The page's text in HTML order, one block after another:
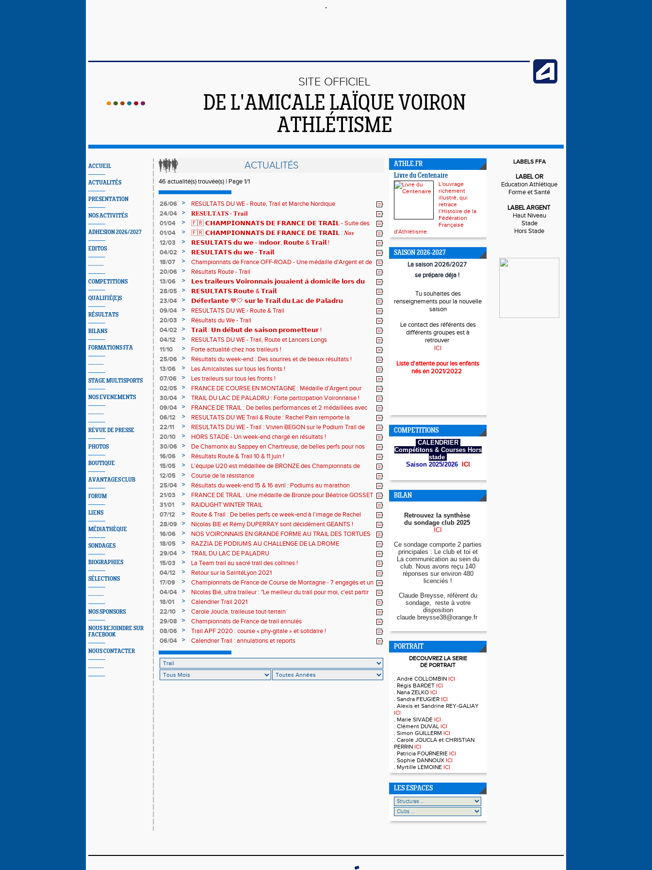
SITE OFFICIEL
DE L'AMICALE LAÏQUE VOIRON
ATHLÉTISME
ACCUEIL
ACTUALITÉS
PRESENTATION
NOS ACTIVITÉS
ADHESION 2026/2027
EDITOS
--------
COMPETITIONS
QUALIFIÉ(E)S
RÉSULTATS
BILANS
FORMATIONS FFA
--------
STAGE MULTISPORTS
NOS EVENEMENTS
--------
REVUE DE PRESSE
PHOTOS
BOUTIQUE
AVANTAGES CLUB
FORUM
LIENS
MÉDIATHÈQUE
SONDAGES
BIOGRAPHIES
SÉLECTIONS
--------
NOS SPONSORS
NOUS REJOINDRE SUR
FACEBOOK
NOUS CONTACTER
--------
ACTUALITÉS
46 actualité(s) trouvée(s) | Page 1/1
26/06 >
RESULTATS DU WE - Route, Trail et Marche Nordique
24/04
>
𝐑𝐄𝐒𝐔𝐋𝐓𝐀𝐓𝐒 - 𝐓𝐫𝐚𝐢𝐥
01/04
>
🇫🇷 𝗖𝗛𝗔𝗠𝗣𝗜𝗢𝗡𝗡𝗔𝗧𝗦 𝗗𝗘 𝗙𝗥𝗔𝗡𝗖𝗘 𝗗𝗘 𝗧𝗥𝗔𝗜𝗟 - Suite des
résultats
01/04 >
🇫🇷 𝗖𝗛𝗔𝗠𝗣𝗜𝗢𝗡𝗡𝗔𝗧𝗦 𝗗𝗘 𝗙𝗥𝗔𝗡𝗖𝗘 𝗗𝗘 𝗧𝗥𝗔𝗜𝗟 : 𝑵𝒐𝒔
𝒕𝒓𝒂𝒊𝒍𝒆𝒖𝒓𝒔 𝒓𝒂𝒎𝒆̀𝒏𝒆𝒏𝒕 4 𝒎𝒆́𝒅𝒂𝒊𝒍𝒍𝒆𝒔 !
12/03 >
𝗥𝗘𝗦𝗨𝗟𝗧𝗔𝗧𝗦 𝗱𝘂 𝘄𝗲 - I𝗻𝗱𝗼𝗼𝗿, 𝗥𝗼𝘂𝘁𝗲 & 𝗧𝗿𝗮𝗶𝗹 !
04/02
>
𝗥𝗘𝗦𝗨𝗟𝗧𝗔𝗧𝗦 𝗱𝘂 𝘄𝗲 - 𝗧𝗿𝗮𝗶𝗹
18/07
>
Championnats de France OFF-ROAD - Une médaille d'Argent et de
beaux résultats !
20/06 >
Résultats Route - Trail
13/06
>
𝗟𝗲𝘀 𝘁𝗿𝗮𝗶𝗹𝗲𝘂𝗿𝘀 𝗩𝗼𝗶𝗿𝗼𝗻𝗻𝗮𝗶𝘀 𝗷𝗼𝘂𝗮𝗶𝗲𝗻𝘁 𝗮̀ 𝗱𝗼𝗺𝗶𝗰𝗶𝗹𝗲 𝗹𝗼𝗿𝘀 𝗱𝘂
𝗖𝗶𝗿𝗰𝘂𝗶𝘁 𝗱𝗲 𝗹𝗮 𝗦𝘂𝗿𝗲 !
28/05 >
𝗥𝗘𝗦𝗨𝗟𝗧𝗔𝗧𝗦 𝗥𝗼𝘂𝘁𝗲 & 𝗧𝗿𝗮𝗶𝗹
23/04
>
𝗗𝗲́𝗳𝗲𝗿𝗹𝗮𝗻𝘁𝗲 💙🤍 𝘀𝘂𝗿 𝗹𝗲 𝗧𝗿𝗮𝗶𝗹 𝗱𝘂 𝗟𝗮𝗰 𝗱𝗲 𝗣𝗮𝗹𝗮𝗱𝗿𝘂
09/04
>
RESULTATS DU WE - Route & Trail
20/03
>
Résultats du We - Trail
04/02
>
𝗧𝗿𝗮𝗶𝗹 : 𝗨𝗻 𝗱𝗲́𝗯𝘂𝘁 𝗱𝗲 𝘀𝗮𝗶𝘀𝗼𝗻 𝗽𝗿𝗼𝗺𝗲𝘁𝘁𝗲𝘂𝗿 !
04/12
>
RESULTATS DU WE - Trail, Route et Lancers Longs
11/10
>
Forte actualité chez nos traileurs !
25/06
>
Résultats du week-end : Des sourires et de beaux résultats !
13/06
>
Les Amicalistes sur tous les fronts !
07/06
>
Les traileurs sur tous les fronts !
02/05
>
FRANCE DE COURSE EN MONTAGNE : Médaille d'Argent pour
Jacques DEGIOVANNI en M4
30/04 >
TRAIL DU LAC DE PALADRU : Forte participation Voironnaise !
09/04
>
FRANCE DE TRAIL : De belles performances et 2 médaillées avec
Sylvie Delore et Béatrice Gosset !
06/12 >
RESULTATS DU WE Trail & Route : Rachel Pain remporte la
SaintExpress !
22/11 >
RESULTATS DU WE - Trail : Vivien BEGON sur le Podium Trail de
VENIVICI (30)
20/10 >
HORS STADE - Un week-end chargé en résultats !
30/06
>
De Chamonix au Sappey en Chartreuse, de belles perfs pour nos
traileurs !
16/06 >
Résultats Route & Trail 10 & 11 juin !
15/05
>
L'équipe U20 est médaillée de BRONZE des Championnats de
France de Course de Montagne !
12/05 >
Course de la résistance
25/04
>
Résultats du week-end 15 & 16 avril : Podiums au marathon
d'Annecy et au Trail du Lac de Paladru !
21/03 >
FRANCE DE TRAIL : Une médaille de Bronze pour Béatrice GOSSET
(M4F) sur le 68kms
31/01 >
RAIDLIGHT WINTER TRAIL
07/12
>
Route & Trail : De belles perfs ce week-end à l'image de Rachel
PAIN sur le podium de la Sainté Express !
28/09 >
Nicolas BIE et Rémy DUPERRAY sont décidément GEANTS !
16/06
>
NOS VOIRONNAIS EN GRANDE FORME AU TRAIL DES TORTUES
JOGGEUSES & DEFI DES 3 VILLARDS
18/05 >
RAZZIA DE PODIUMS AU CHALLENGE DE LA DROME
29/04
>
TRAIL DU LAC DE PALADRU
15/03
>
La Team trail au sacré trail des collines !
04/12
>
Retour sur la SaintéLyon 2021
17/09
>
Championnats de France de Course de Montagne - 7 engagés et un
podium !
04/04 >
Nicolas Bié, ultra traileur : "Le meilleur du trail pour moi, c'est partir
loin et léger."
18/01 >
Calendrier Trail 2021
22/10
>
Carole Joucla, traileuse tout-terrain
29/08
>
Championnats de France de trail annulés
08/06
>
Trail APF 2020 : course « phy-gitale » et solidaire !
06/04
> Calendrier Trail : annulations et reports
ATHLE.FR
Livre du Centenaire
L'ouvrage
richement
illustré, qui
retrace
l’Histoire de la
Fédération
Française
d'Athlétisme.
SAISON 2026-2027
La saison 2026/2027
se prépare déja !
Tu souhaites des
renseignements pour la nouvelle
saison
Le contact des référents des
différents groupes est à
retrouver
ICI
Liste d'attente pour les enfants
nés en 2021/2022
COMPETITIONS
CALENDRIER
Compétitons & Courses Hors
stade
Saison 2025/2026
ICI
BILAN
Retrouvez la synthèse
du sondage club 2025
ICI
Ce sondage comporte 2 parties
principales : Le club et toi et
La communication au sein du
club. Nous avons reçu 140
réponses sur environ 480
licenciés !
Claude Breysse, réfèrent du
sondage, reste à votre
disposition
claude.breysse38@orange.fr
PORTRAIT
DECOUVREZ LA SERIE
DE PORTRAIT
. André COLLOMBIN ICI
. Régis BARDET ICI
. Nana ZELKO ICI
. Sandra FEUGIER ICI
. Alexis et Sandrine REY-GALIAY
ICI
. Marie SIVADE ICI
. Clément DUVAL ICI
. Simon GUILLERM ICI
. Carole JOUCLA et CHRISTIAN
PERRIN ICI
. Patricia FOURNERIE ICI
. Sophie DANNOUX ICI
. Myrtille LEMOINE ICI
LES ESPACES
LABELS FFA
LABEL OR
Education Athlétique
Forme et Santé
LABEL ARGENT
Haut Niveau
Stade
Hors Stade